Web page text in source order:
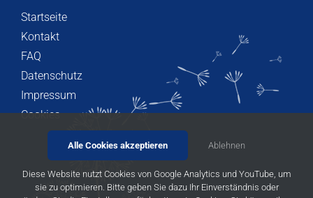
Startseite
Kontakt
FAQ
Datenschutz
Impressum
Cookies
Diese Website nutzt Cookies von Google Analytics und YouTube, um
sie zu optimieren. Bitte geben Sie dazu Ihr Einverständnis oder
Alle Cookies akzeptieren Ablehnen